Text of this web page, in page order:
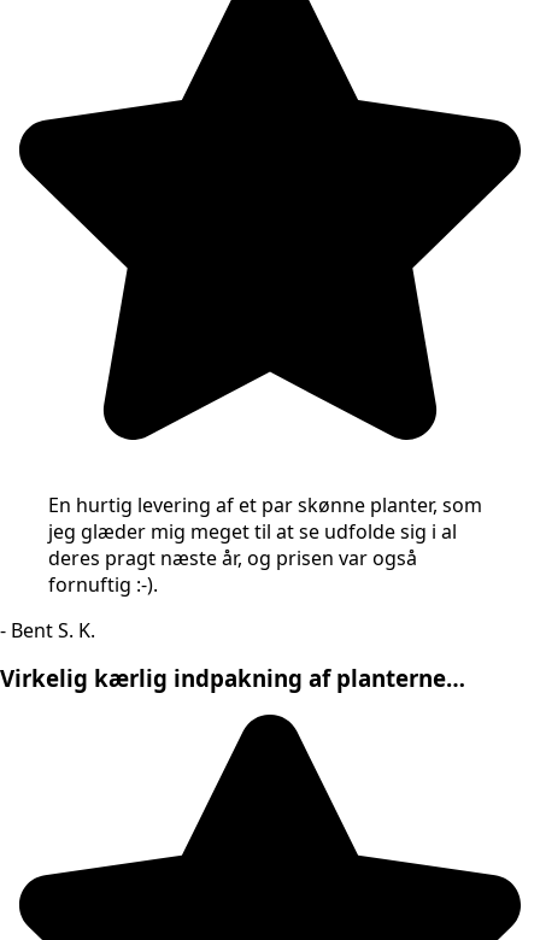
En hurtig levering af et par skønne planter, som
jeg glæder mig meget til at se udfolde sig i al
deres pragt næste år, og prisen var også
fornuftig :-).
- Bent S. K.
Virkelig kærlig indpakning af planterne…